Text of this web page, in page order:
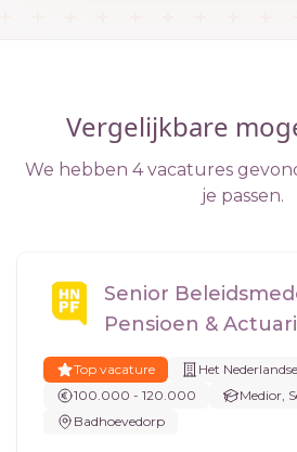
Vergelijkbare
We hebben 4 vacatures
je passen.
Senior
Pensioen &
Top vacature
Het
100.000 - 120.000
Medior,
Badhoevedorp